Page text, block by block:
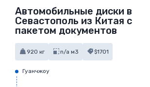
Автомобильные диски в
Севастополь из Китая с
пакетом документов
920 кг n/a м3 $1701
Гуанчжоу